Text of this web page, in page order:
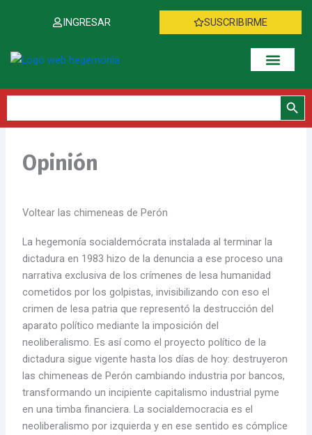
INGRESAR SUSCRIBIRME
Botón de
Opinión
Voltear las chimeneas de Perón
La hegemonía socialdemócrata instalada al terminar la
dictadura en 1983 hizo de la denuncia a ese proceso una
narrativa exclusiva de los crímenes de lesa humanidad
cometidos por los golpistas, invisibilizando con eso el
crimen de lesa patria que representó la destrucción del
aparato político mediante la imposición del
neoliberalismo. Es así como el proyecto político de la
dictadura sigue vigente hasta los días de hoy: destruyeron
las chimeneas de Perón cambiando industria por bancos,
transformando un incipiente capitalismo industrial pyme
en una timba financiera. La socialdemocracia es el
neoliberalismo por izquierda y en ese sentido es cómplice